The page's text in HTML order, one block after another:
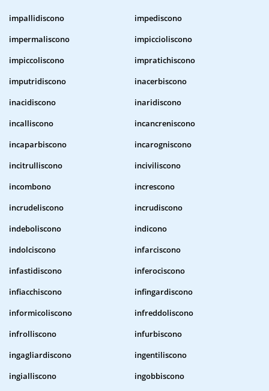
impallidiscono
impediscono
impermaliscono
impiccioliscono
impiccoliscono
impratichiscono
imputridiscono
inacerbiscono
inacidiscono
inaridiscono
incalliscono
incancreniscono
incaparbiscono
incarogniscono
incitrulliscono
inciviliscono
incombono
increscono
incrudeliscono
incrudiscono
indeboliscono
indicono
indolciscono
infarciscono
infastidiscono
inferociscono
infiacchiscono
infingardiscono
informicoliscono
infreddoliscono
infrolliscono
infurbiscono
ingagliardiscono
ingentiliscono
ingialliscono
ingobbiscono